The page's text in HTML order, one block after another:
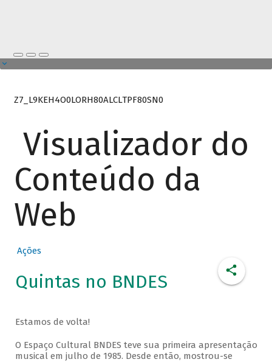
Z7_L9KEH4O0LORH80ALCLTPF80SN0
Visualizador do
Conteúdo da
Web
Ações
Quintas no BNDES
Estamos de volta!
O Espaço Cultural BNDES teve sua primeira apresentação
musical em julho de 1985. Desde então, mostrou-se